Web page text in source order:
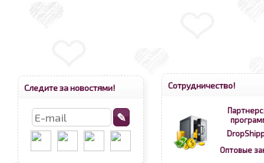
Следите за новостями! Сотрудничество!
Оптовые